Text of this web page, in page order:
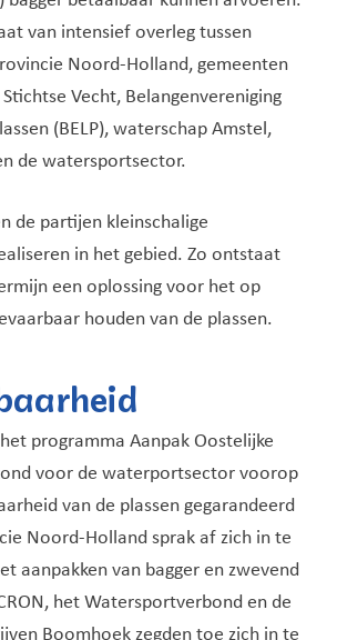
van intensief overleg tussen
Noord-Holland, gemeenten
Vecht, Belangenvereniging
(BELP), waterschap Amstel,
de watersportsector.
de partijen kleinschalige
in het gebied. Zo ontstaat
een oplossing voor het op
houden van de plassen.
programma Aanpak Oostelijke
voor de waterportsector voorop
van de plassen gegarandeerd
Noord-Holland sprak af zich in te
aanpakken van bagger en zwevend
het Watersportverbond en de
Boomhoek zegden toe zich in te